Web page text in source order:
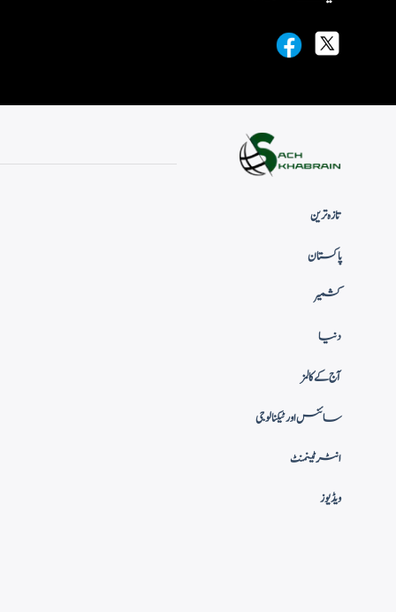
تازہ ترین
پاکستان
کشمیر
دنیا
آج کے کالمز
سائنس اور ٹیکنالوجی
انٹرٹینمنٹ
ویڈیوز